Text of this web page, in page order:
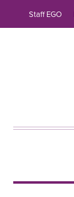
Staff EGO